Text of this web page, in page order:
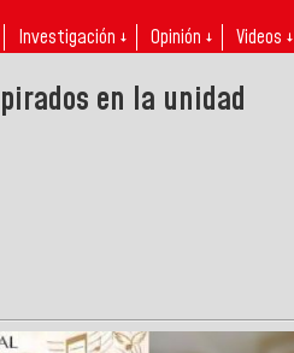
Investigación ↓ Opinión ↓ Videos ↓
en la unidad